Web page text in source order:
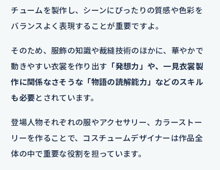
チュームを製作し、シーンにぴったりの質感や色彩を
バランスよく表現することが重要ですよ。
そのため、服飾の知識や裁縫技術のほかに、華やかで
動きやすい衣裳を作り出す 「発想力」や、一見衣裳製
作に関係なさそうな「物語の読解能力」などのスキル
も必要とされています。
登場人物それぞれの服やアクセサリー、カラーストー
リーを作ることで、コスチュームデザイナーは作品全
体の中で重要な役割を担っています。